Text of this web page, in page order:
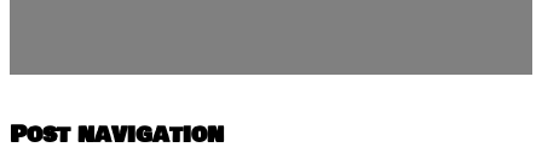
Post navigation